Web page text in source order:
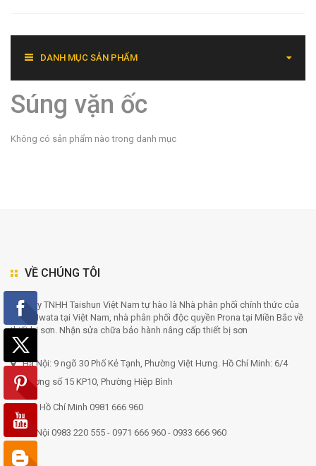
DANH MỤC SẢN PHẨM
Súng vặn ốc
Không có sản phẩm nào trong danh mục
VỀ CHÚNG TÔI
Công ty TNHH Taishun Việt Nam tự hào là Nhà phân phối chính thức của
Anest Iwata tại Việt Nam, nhà phân phối độc quyền Prona tại Miền Bắc về
thiết bị sơn. Nhận sửa chữa bảo hành nâng cấp thiết bị sơn
Hà Nội: 9 ngõ 30 Phố Kẻ Tạnh, Phường Việt Hưng. Hồ Chí Minh: 6/4
Đường số 15 KP10, Phường Hiệp Bình
TP. Hồ Chí Minh 0981 666 960
Hà Nội 0983 220 555 - 0971 666 960 - 0933 666 960